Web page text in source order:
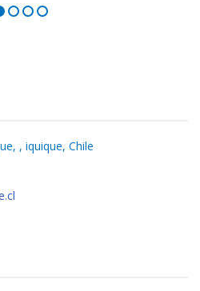
, iquique, Chile